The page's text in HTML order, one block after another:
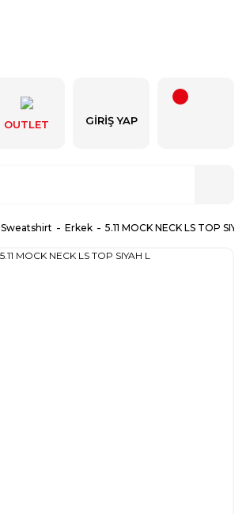
OUTLET GIRIŞ YAP
Sweatshirt Erkek 5.11 MOCK NECK LS TOP